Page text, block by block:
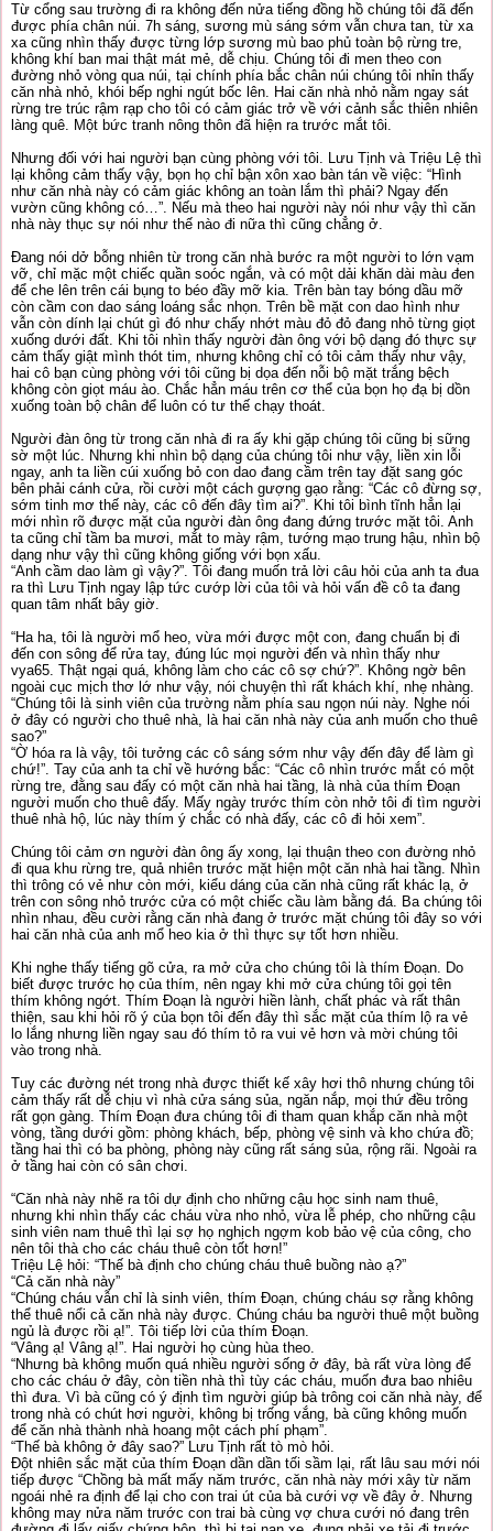
Từ cổng sau trường đi ra không đến nửa tiếng đồng hồ chúng tôi đã đến
được phía chân núi. 7h sáng, sương mù sáng sớm vẫn chưa tan, từ xa
xa cũng nhìn thấy được từng lớp sương mù bao phủ toàn bộ rừng tre,
không khí ban mai thật mát mẻ, dễ chịu. Chúng tôi đi men theo con
đường nhỏ vòng qua núi, tại chính phía bắc chân núi chúng tôi nhỉn thấy
căn nhà nhỏ, khói bếp nghi ngút bốc lên. Hai căn nhà nhỏ nằm ngay sát
rừng tre trúc rậm rạp cho tôi có cảm giác trở về với cảnh sắc thiên nhiên
làng quê. Một bức tranh nông thôn đã hiện ra trước mắt tôi.
Nhưng đối với hai người bạn cùng phòng với tôi. Lưu Tịnh và Triệu Lệ thì
lại không cảm thấy vậy, bọn họ chỉ bận xôn xao bàn tán về việc: “Hình
như căn nhà này có cảm giác không an toàn lắm thì phải? Ngay đến
vườn cũng không có…”. Nếu mà theo hai người này nói như vậy thì căn
nhà này thục sự nói như thế nào đi nữa thì cũng chẳng ở.
Đang nói dở bỗng nhiên từ trong căn nhà bước ra một người to lớn vạm
vỡ, chỉ mặc một chiếc quần soóc ngắn, và có một dải khăn dài màu đen
để che lên trên cái bụng to béo đầy mỡ kia. Trên bàn tay bóng dầu mỡ
còn cầm con dao sáng loáng sắc nhọn. Trên bề mặt con dao hình như
vẫn còn dính lại chút gì đó như chấy nhớt màu đỏ đỏ đang nhỏ từng giọt
xuống dưới đất. Khi tôi nhìn thấy người đàn ông với bộ dạng đó thực sự
cảm thấy giật mình thót tim, nhưng không chỉ có tôi cảm thấy như vậy,
hai cô bạn cùng phòng với tôi cũng bị dọa đến nỗi bộ mặt trắng bệch
không còn giọt máu ào. Chắc hẳn máu trên cơ thể của bọn họ đạ bị dồn
xuống toàn bộ chân để luôn có tư thế chạy thoát.
Người đàn ông từ trong căn nhà đi ra ấy khi gặp chúng tôi cũng bị sững
sờ một lúc. Nhưng khi nhìn bộ dạng của chúng tôi như vậy, liền xin lỗi
ngay, anh ta liền cúi xuống bỏ con dao đang cầm trên tay đặt sang góc
bên phải cánh cửa, rồi cười một cách gượng gạo rằng: “Các cô đừng sợ,
sớm tinh mơ thế này, các cô đến đây tìm ai?”. Khi tôi bình tĩnh hẳn lại
mới nhìn rõ được mặt của người đàn ông đang đứng trước mặt tôi. Anh
ta cũng chỉ tầm ba mươi, mắt to mày rậm, tướng mạo trung hậu, nhìn bộ
dạng như vậy thì cũng không giống với bọn xấu.
“Anh cầm dao làm gì vậy?”. Tôi đang muốn trả lời câu hỏi của anh ta đua
ra thì Lưu Tịnh ngay lập tức cướp lời của tôi và hỏi vấn đề cô ta đang
quan tâm nhất bây giờ.
“Ha ha, tôi là người mổ heo, vừa mới được một con, đang chuẩn bị đi
đến con sông để rửa tay, đúng lúc mọi người đến và nhìn thấy như
vya65. Thật ngại quá, không làm cho các cô sợ chứ?”. Không ngờ bên
ngoài cục mịch thơ lớ như vậy, nói chuyện thì rất khách khí, nhẹ nhàng.
“Chúng tôi là sinh viên của trường nằm phía sau ngọn núi này. Nghe nói
ở đây có người cho thuê nhà, là hai căn nhà này của anh muốn cho thuê
sao?”
“Ờ hóa ra là vậy, tôi tưởng các cô sáng sớm như vậy đến đây để làm gì
chứ!”. Tay của anh ta chỉ về hướng bắc: “Các cô nhìn trước mắt có một
rừng tre, đằng sau đấy có một căn nhà hai tầng, là nhà của thím Đoạn
người muốn cho thuê đấy. Mấy ngày trước thím còn nhở tôi đi tìm người
thuê nhà hộ, lúc này thím ý chắc có nhà đấy, các cô đi hỏi xem”.
Chúng tôi cảm ơn người đàn ông ấy xong, lại thuận theo con đường nhỏ
đi qua khu rừng tre, quả nhiên trước mặt hiện một căn nhà hai tầng. Nhìn
thì trông có vẻ như còn mới, kiểu dáng của căn nhà cũng rất khác lạ, ở
trên con sông nhỏ trước cửa có một chiếc cầu làm bằng đá. Ba chúng tôi
nhìn nhau, đều cười rằng căn nhà đang ở trước mặt chúng tôi đây so với
hai căn nhà của anh mổ heo kia ở thì thực sự tốt hơn nhiều.
Khi nghe thấy tiếng gõ cửa, ra mở cửa cho chúng tôi là thím Đoạn. Do
biết được trước họ của thím, nên ngay khi mở cửa chúng tôi gọi tên
thím không ngớt. Thím Đoạn là người hiền lành, chất phác và rất thân
thiện, sau khi hỏi rõ ý của bọn tôi đến đây thì sắc mặt của thím lộ ra vẻ
lo lắng nhưng liền ngay sau đó thím tỏ ra vui vẻ hơn và mời chúng tôi
vào trong nhà.
Tuy các đường nét trong nhà được thiết kế xây hơi thô nhưng chúng tôi
cảm thấy rất dễ chịu vì nhà cửa sáng sủa, ngăn nắp, mọi thứ đều trông
rất gọn gàng. Thím Đoạn đưa chúng tôi đi tham quan khắp căn nhà một
vòng, tầng dưới gồm: phòng khách, bếp, phòng vệ sinh và kho chứa đồ;
tầng hai thì có ba phòng, phòng này cũng rất sáng sủa, rộng rãi. Ngoài ra
ở tầng hai còn có sân chơi.
“Căn nhà này nhẽ ra tôi dự định cho những cậu học sinh nam thuê,
nhưng khi nhìn thấy các cháu vừa nho nhỏ, vừa lễ phép, cho những cậu
sinh viên nam thuê thì lại sợ họ nghịch ngợm kob bảo vệ của công, cho
nên tôi thà cho các cháu thuê còn tốt hơn!”
Triệu Lệ hỏi: “Thế bà định cho chúng cháu thuê buồng nào ạ?”
“Cả căn nhà này”
“Chúng cháu vẫn chỉ là sinh viên, thím Đoạn, chúng cháu sợ rằng không
thể thuê nổi cả căn nhà này được. Chúng cháu ba người thuê một buồng
ngủ là được rồi ạ!”. Tôi tiếp lời của thím Đoạn.
“Vâng ạ! Vâng ạ!”. Hai người họ cùng hùa theo.
“Nhưng bà không muốn quá nhiều người sống ở đây, bà rất vừa lòng để
cho các cháu ở đây, còn tiền nhà thì tùy các cháu, muốn đưa bao nhiêu
thì đưa. Vì bà cũng có ý định tìm người giúp bà trông coi căn nhà này, để
trong nhà có chút hơi người, không bị trống vắng, bà cũng không muốn
để căn nhà thành nhà hoang một cách phí phạm”.
“Thế bà không ở đây sao?” Lưu Tịnh rất tò mò hỏi.
Đột nhiên sắc mặt của thím Đoạn dần dần tối sầm lại, rất lâu sau mới nói
tiếp được “Chồng bà mất mấy năm trước, căn nhà này mới xây từ năm
ngoái nhẻ ra định để lại cho con trai út của bà cưới vợ về đây ở. Nhưng
không may nửa năm trước con trai bà cùng vợ chưa cưới nó đang trên